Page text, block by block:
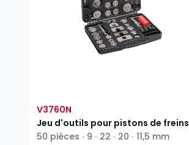
V3760N
Jeu d'outils pour pistons de freins
50 pièces ∙ 9 ∙ 22 ∙ 20 ∙ 11,5 mm